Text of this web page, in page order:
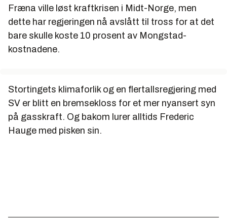
Fræna ville løst kraftkrisen i Midt-Norge, men
dette har regjeringen nå avslått til tross for at det
bare skulle koste 10 prosent av Mongstad-
kostnadene.
Stortingets klimaforlik og en flertallsregjering med
SV er blitt en bremsekloss for et mer nyansert syn
på gasskraft. Og bakom lurer alltids Frederic
Hauge med pisken sin.